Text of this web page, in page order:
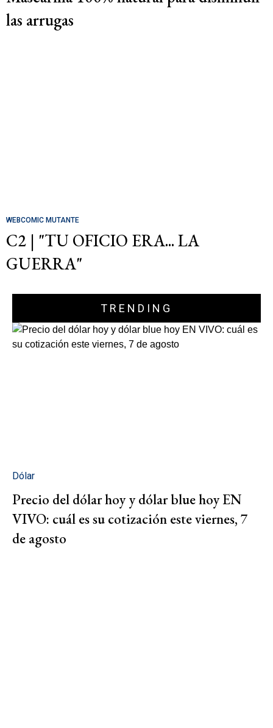
las arrugas
WEBCOMIC MUTANTE
C2 | "TU OFICIO ERA... LA
GUERRA"
TRENDING
Dólar
Precio del dólar hoy y dólar blue hoy EN
VIVO: cuál es su cotización este viernes, 7
de agosto